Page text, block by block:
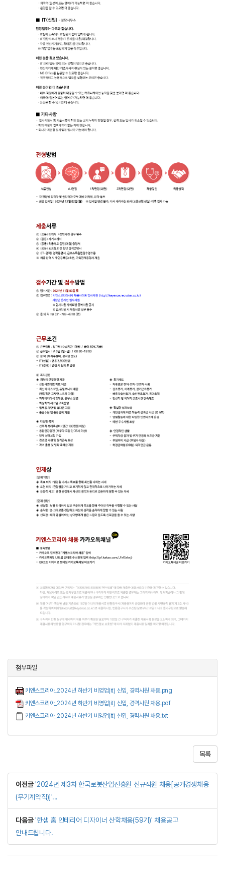
첨부파일
키엔스코리아_2024년 하반기 비영업(it) 신입, 경력사원 채용.png
키엔스코리아_2024년 하반기 비영업(it) 신입, 경력사원 채용.pdf
키엔스코리아_2024년 하반기 비영업(it) 신입, 경력사원 채용.txt
목록
이전글 '2024년 제3차 한국로봇산업진흥원 신규직원 채용[공개경쟁채용
(무기계약직)]'...
다음글 '한샘 홈 인테리어 디자이너 산학채용(59기)' 채용공고
안내드립니다.